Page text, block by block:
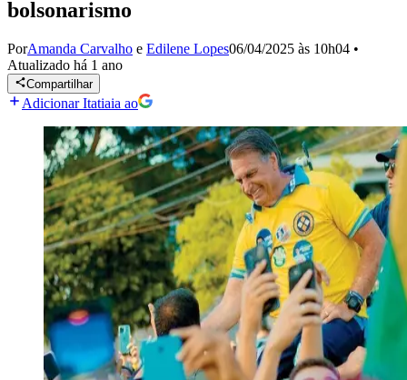
bolsonarismo
PorAmanda Carvalho e Edilene Lopes06/04/2025 às 10h04 •
Atualizado há 1 ano
Compartilhar
Adicionar Itatiaia ao